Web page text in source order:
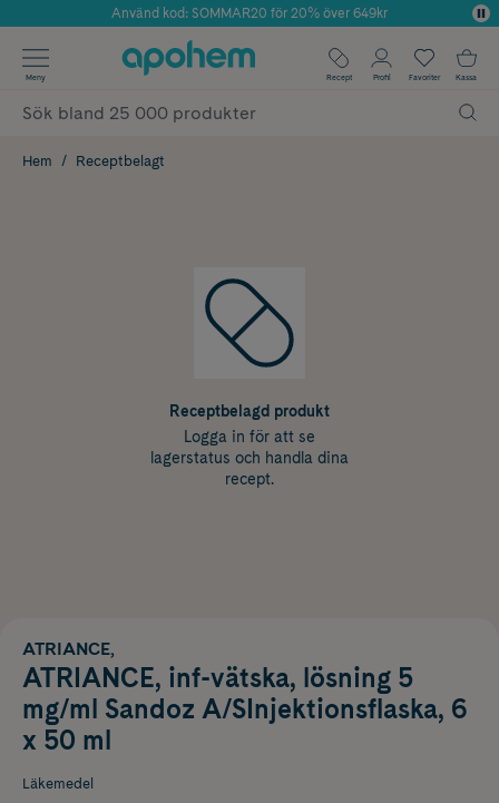
Använd kod: SOMMAR20 för 20% över 649kr
✓ Fri frakt
✓ Poäng på alla köp*
Meny Recept Profil Favoriter Kassa
Hem Receptbelagt
Receptbelagd produkt
Logga in för att se
lagerstatus och handla dina
recept.
ATRIANCE,
ATRIANCE, inf-vätska, lösning 5
mg/ml Sandoz A/SInjektionsflaska, 6
x 50 ml
Läkemedel